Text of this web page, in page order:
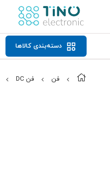
دسته‌بندی کالاها
فن فن DC